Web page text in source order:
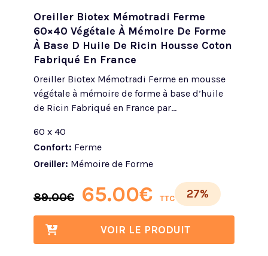
Oreiller Biotex Mémotradi Ferme
60×40 Végétale À Mémoire De Forme
À Base D Huile De Ricin Housse Coton
Fabriqué En France
Oreiller Biotex Mémotradi Ferme en mousse
végétale à mémoire de forme à base d’huile
de Ricin Fabriqué en France par...
60 x 40
Confort: Ferme
Oreiller: Mémoire de Forme
89.00€ 65.00€ TTC 27%
VOIR LE PRODUIT